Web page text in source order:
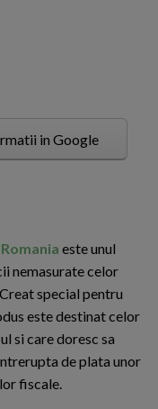
in Google
este unul
nemasurate celor
special pentru
este destinat celor
si care doresc sa
de plata unor
fiscale.